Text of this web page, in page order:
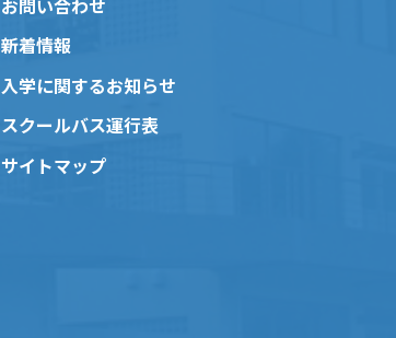
新着情報
入学に関するお知らせ
スクールバス運行表
サイトマップ